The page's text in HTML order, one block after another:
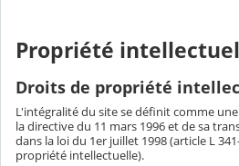
Propriété
Droits de propriété
L'intégralité du site se définit comme
la directive du 11 mars 1996 et de sa
dans la loi du 1er juillet 1998 (article L
propriété intellectuelle).